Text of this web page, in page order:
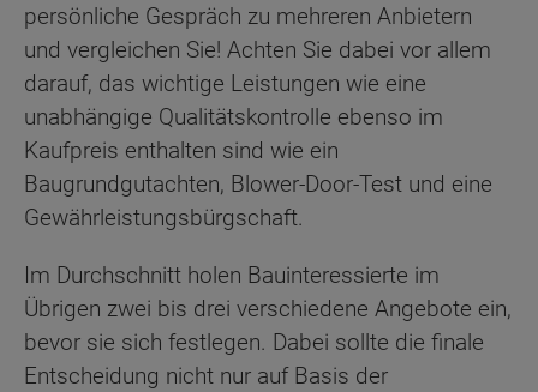
persönliche Gespräch zu mehreren Anbietern
und vergleichen Sie! Achten Sie dabei vor allem
darauf, das wichtige Leistungen wie eine
unabhängige Qualitätskontrolle ebenso im
Kaufpreis enthalten sind wie ein
Baugrundgutachten, Blower-Door-Test und eine
Gewährleistungsbürgschaft.
Im Durchschnitt holen Bauinteressierte im
Übrigen zwei bis drei verschiedene Angebote ein,
bevor sie sich festlegen. Dabei sollte die finale
Entscheidung nicht nur auf Basis der